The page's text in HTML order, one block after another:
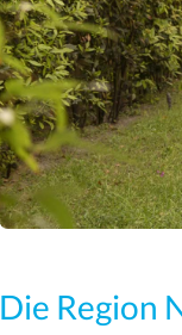
Die Region